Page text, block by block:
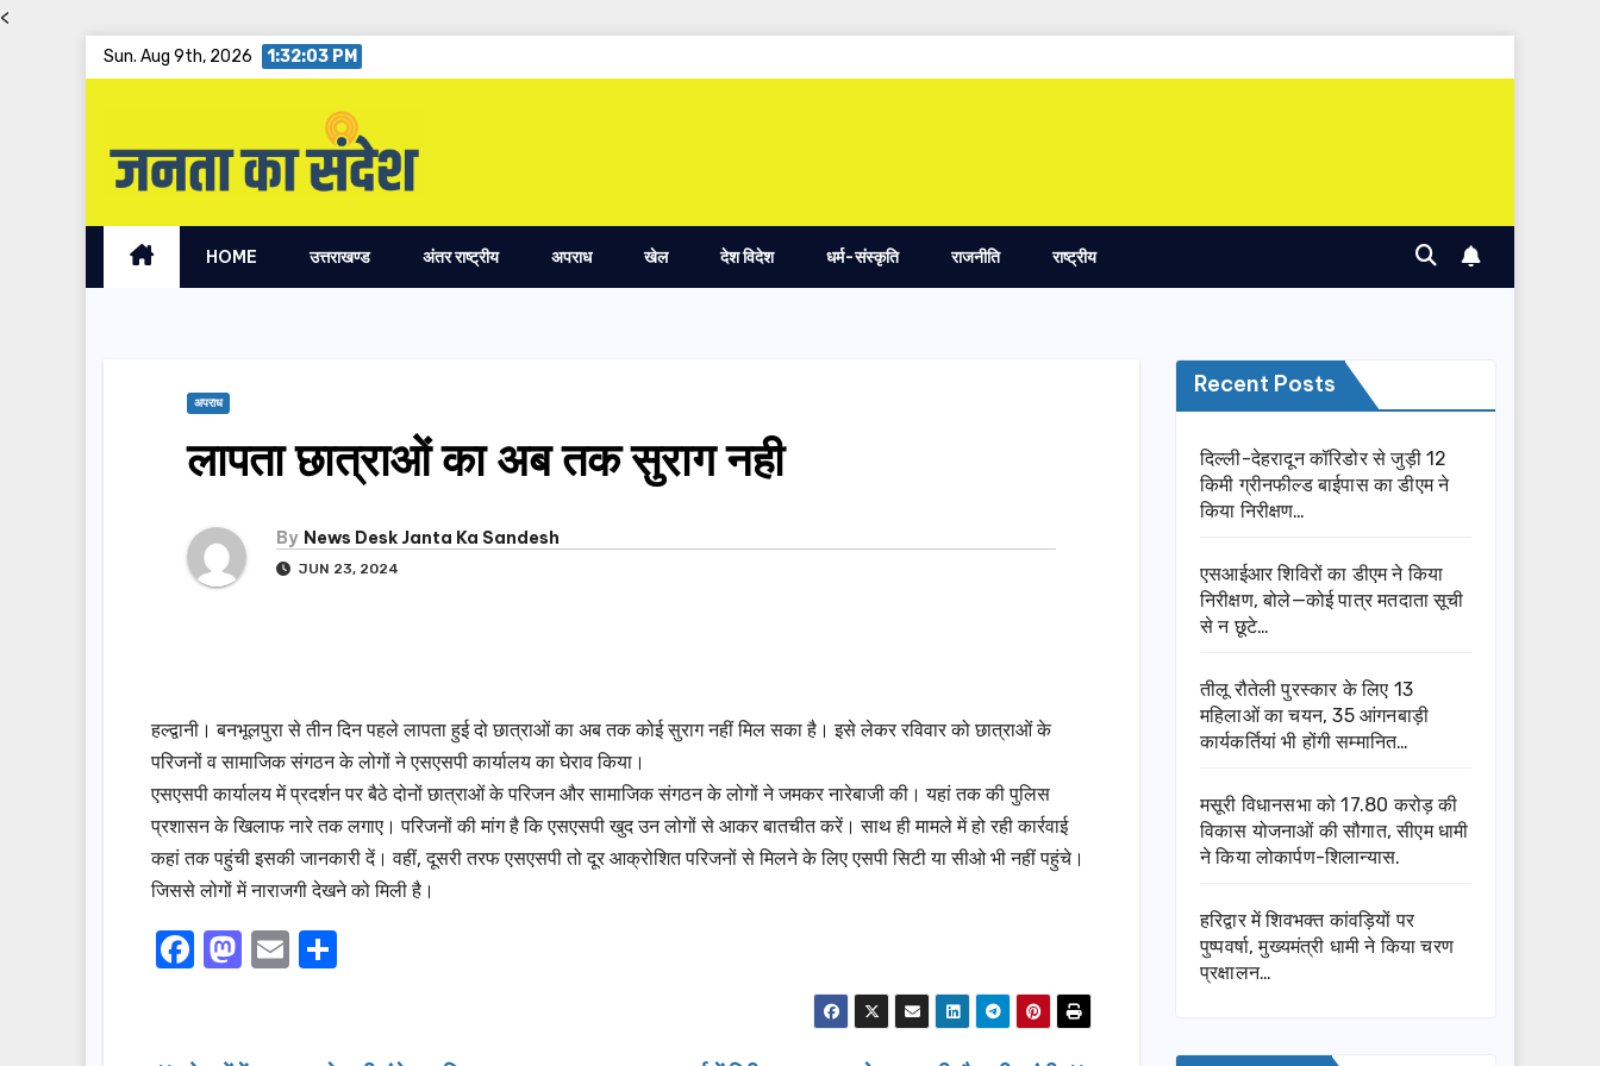
<
Sun. Aug 9th, 2026 1:32:04 PM
HOME उत्तराखण्ड अंतर राष्ट्रीय अपराध खेल देश विदेश धर्म-संस्कृति राजनीति राष्ट्रीय
अपराध
लापता छात्राओं का अब तक सुराग नही
By News Desk Janta Ka Sandesh
JUN 23, 2024
हल्द्वानी। बनभूलपुरा से तीन दिन पहले लापता हुई दो छात्राओं का अब तक कोई सुराग नहीं मिल सका है। इसे लेकर रविवार को छात्राओं के
परिजनों व सामाजिक संगठन के लोगों ने एसएसपी कार्यालय का घेराव किया।
एसएसपी कार्यालय में प्रदर्शन पर बैठे दोनों छात्राओं के परिजन और सामाजिक संगठन के लोगों ने जमकर नारेबाजी की। यहां तक की पुलिस
प्रशासन के खिलाफ नारे तक लगाए। परिजनों की मांग है कि एसएसपी खुद उन लोगों से आकर बातचीत करें। साथ ही मामले में हो रही कार्रवाई
कहां तक पहुंची इसकी जानकारी दें। वहीं, दूसरी तरफ एसएसपी तो दूर आक्रोशित परिजनों से मिलने के लिए एसपी सिटी या सीओ भी नहीं पहुंचे।
जिससे लोगों में नाराजगी देखने को मिली है।
F
M E
Recent Posts
दिल्ली-देहरादून कॉरिडोर से जुड़ी 12
किमी ग्रीनफील्ड बाईपास का डीएम ने
किया निरीक्षण…
एसआईआर शिविरों का डीएम ने किया
निरीक्षण, बोले—कोई पात्र मतदाता सूची
से न छूटे…
तीलू रौतेली पुरस्कार के लिए 13
महिलाओं का चयन, 35 आंगनबाड़ी
कार्यकर्तियां भी होंगी सम्मानित…
मसूरी विधानसभा को 17.80 करोड़ की
विकास योजनाओं की सौगात, सीएम धामी
ने किया लोकार्पण-शिलान्यास.
हरिद्वार में शिवभक्त कांवड़ियों पर
पुष्पवर्षा, मुख्यमंत्री धामी ने किया चरण
प्रक्षालन…